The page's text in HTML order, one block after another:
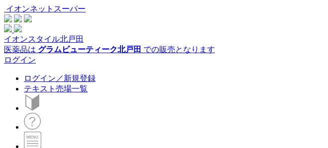
イオンネットスーパー
イオンスタイル北戸田
医薬品は グラムビューティーク北戸田 での販売となります
ログイン
ログイン／新規登録
テキスト売場一覧